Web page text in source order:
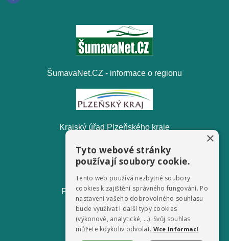
ŠumavaNet.CZ - informace o regionu
Krajský úřad Plzeňského kraje
Pošumavská odpadová, s.r.o.
×
Tyto webové stránky
používají soubory cookie.
Tento web používá nezbytné soubory
cookies k zajištění správného fungování. Po
nastavení vašeho dobrovolného souhlasu
bude využívat i další typy cookies
(výkonové, analytické, …). Svůj souhlas
můžete kdykoliv odvolat. Více informací